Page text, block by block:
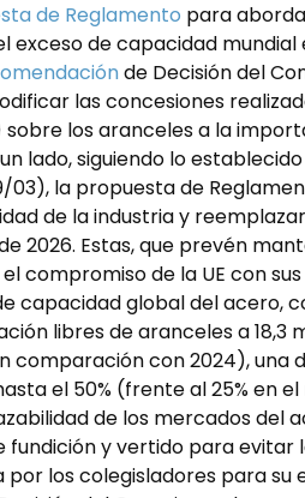
de Reglamento para
exceso de capacidad mundial
de Decisión del
las concesiones
los aranceles a la
lado, siguiendo lo
03), la propuesta de
de la industria y
2026. Estas, que prevén
compromiso de la UE con sus
capacidad global del acero,
libres de aranceles a 18,3
comparación con 2024), una
el 50% (frente al 25% en
de los mercados del
y vertido para evitar
los colegisladores para su